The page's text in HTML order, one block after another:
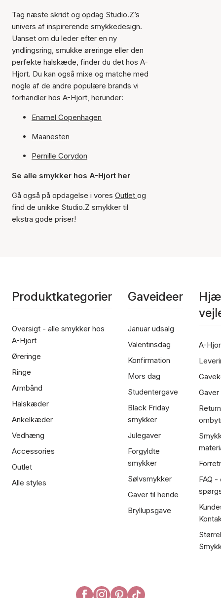
Tag næste skridt og opdag Studio.Z’s
univers af inspirerende smykkedesign.
Uanset om du leder efter en ny
yndlingsring, smukke øreringe eller den
perfekte halskæde, finder du det hos A-
Hjort. Du kan også mixe og matche med
nogle af de andre populære brands vi
forhandler hos A-Hjort, herunder:
Enamel Copenhagen
Maanesten
Pernille Corydon
Se alle smykker hos A-Hjort her
Gå også på opdagelse i vores Outlet og
find de unikke Studio.Z smykker til
ekstra gode priser!
Produktkategorier
Oversigt - alle smykker hos
A-Hjort
Øreringe
Ringe
Armbånd
Halskæder
Ankelkæder
Vedhæng
Accessories
Outlet
Alle styles
Gaveideer
Januar udsalg
Valentinsdag
Konfirmation
Mors dag
Studentergave
Black Friday
smykker
Julegaver
Forgyldte
smykker
Sølvsmykker
Gaver til hende
Bryllupsgave
A-
FAQ